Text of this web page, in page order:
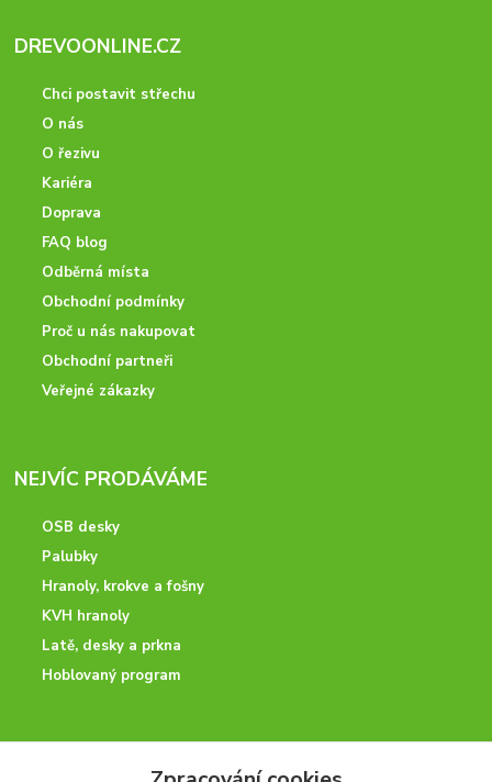
DREVOONLINE.CZ
Chci postavit střechu
O nás
O řezivu
Kariéra
Doprava
FAQ blog
Odběrná místa
Obchodní podmínky
Proč u nás nakupovat
Obchodní partneři
Veřejné zákazky
NEJVÍC PRODÁVÁME
OSB desky
Palubky
Hranoly, krokve a fošny
KVH hranoly
Latě, desky a prkna
Hoblovaný program
ODBORNÉ PORADENSTVÍ